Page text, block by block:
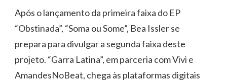
Após o lançamento da primeira faixa do EP
“Obstinada”, “Soma ou Some”, Bea Issler se
prepara para divulgar a segunda faixa deste
projeto. “Garra Latina”, em parceria com Vivi e
AmandesNoBeat, chega às plataformas digitais